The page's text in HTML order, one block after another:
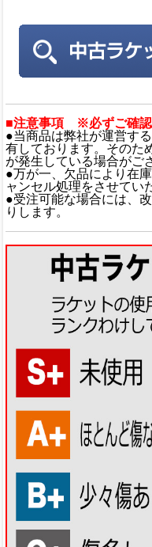
■注意事項 ※必ずご確認
●当商品は弊社が運営す
有しております。そのた
が発生している場合がご
●万が一、欠品により在
ャンセル処理をさせてい
●受注可能な場合には、
りします。